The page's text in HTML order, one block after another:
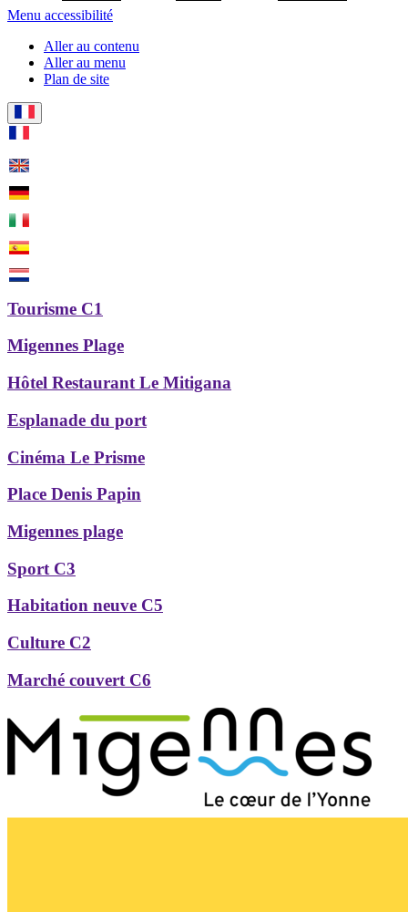
Menu accessibilité
Aller au contenu
Aller au menu
Plan de site
Tourisme C1
Migennes Plage
Hôtel Restaurant Le Mitigana
Esplanade du port
Cinéma Le Prisme
Place Denis Papin
Migennes plage
Sport C3
Habitation neuve C5
Culture C2
Marché couvert C6
Précédent
Suivant